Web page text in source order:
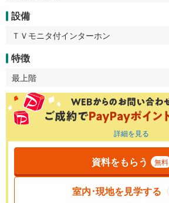
設備
ＴＶモニタ付インターホン
特徴
最上階
詳細を見る
資料をもらう 無料
室内･現地を見学する